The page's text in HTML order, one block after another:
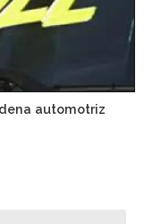
automotriz